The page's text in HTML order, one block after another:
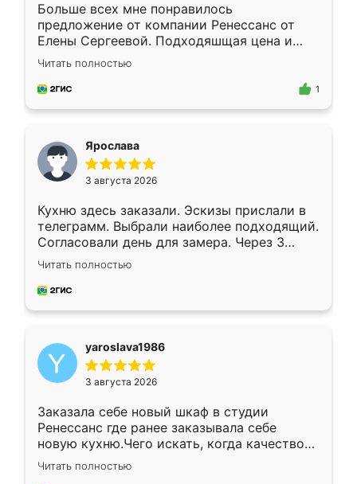
Больше всех мне понравилось
предложение от компании Ренессанс от
Елены Сергеевой. Подходяшщая цена и
короткие сроки изготовления. Приехавший
для замера сотрудник Владислав
предложил по моему эскизу самый
Читать полностью
1
Ярослава
3 августа 2026
Кухню здесь заказали. Эскизы прислали в
телеграмм. Выбрали наиболее подходящий.
Согласовали день для замера. Через 3
недели кухня была уже готова. Остались
довольны работой. Спасибо Ренессанс
мебель за качественную работу!
Читать полностью
yaroslava1986
3 августа 2026
Заказала себе новый шкаф в студии
Ренессанс где ранее заказывала себе
новую кухню.Чего искать, когда качеством
вполне довольна. Служит кухня уже почти
два года, нареканий нет.
Читать полностью